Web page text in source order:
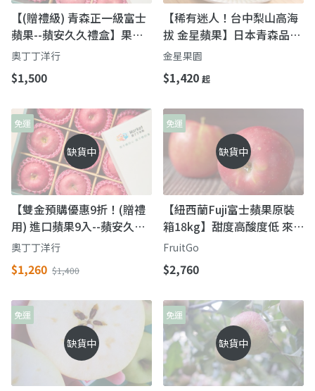
【(贈禮級) 青森正一級富士
蘋果--蘋安久久禮盒】果界
精品，送禮極致之選
奧丁丁洋行
$1,500
【稀有迷人！台中梨山高海
拔 金星蘋果】日本青森品種
引進台灣在地種植
金星果園
$1,420 起
缺貨中
免運
【雙金預購優惠9折！(贈禮
用) 進口蘋果9入--蘋安久久
禮盒】脆又甜送禮首選
奧丁丁洋行
$1,260 $1,400
缺貨中
免運
【紐西蘭Fuji富士蘋果原裝
箱18kg】甜度高酸度低 來
自著名的陽光產區
FruitGo
$2,760
缺貨中
免運
缺貨中
免運